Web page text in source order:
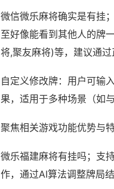
微信微乐麻将确实是有挂
至好像能看到其他人的牌
将,聚友麻将)等，建议通过
自定义修改牌：用户可输
果，适用于多种场景（如
聚焦相关游戏功能优势与特
微乐福建麻将有挂吗；支
作，通过AI算法调整牌局